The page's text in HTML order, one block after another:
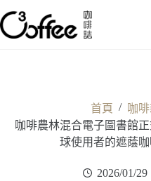
跳
至
主
首頁 / 咖
咖啡農林混合電子圖書館
球使用者的遮蔭
2026/01/29